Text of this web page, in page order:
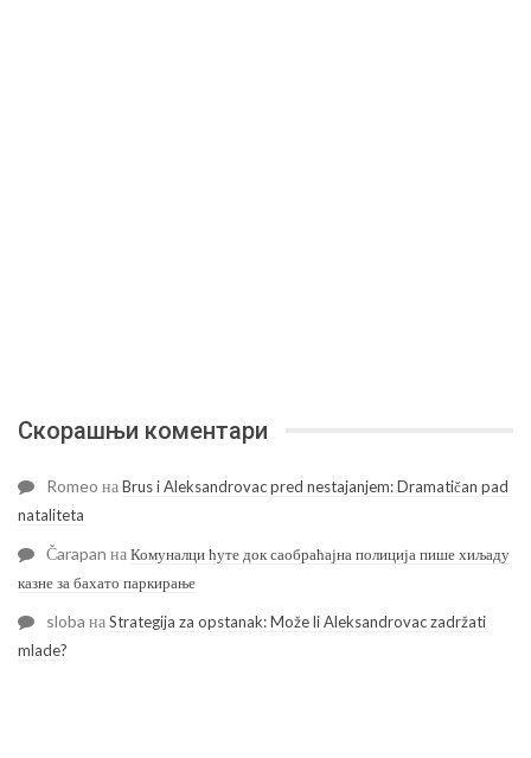
Скорашњи коментари
Romeo наBrus i Aleksandrovac pred nestajanjem: Dramatičan pad
nataliteta
Čarapan наКомуналци ћуте док саобраћајна полиција пише хиљаду
казне за бахато паркирање
sloba наStrategija za opstanak: Može li Aleksandrovac zadržati
mlade?